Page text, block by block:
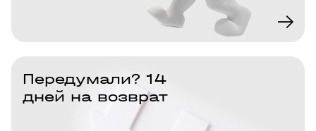
Передумали? 14
дней на возврат